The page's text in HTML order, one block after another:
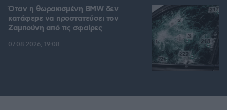
Όταν η θωρακισμένη BMW δεν
κατάφερε να προστατεύσει τον
Ζαμπούνη από τις σφαίρες
07.08.2026, 19:08